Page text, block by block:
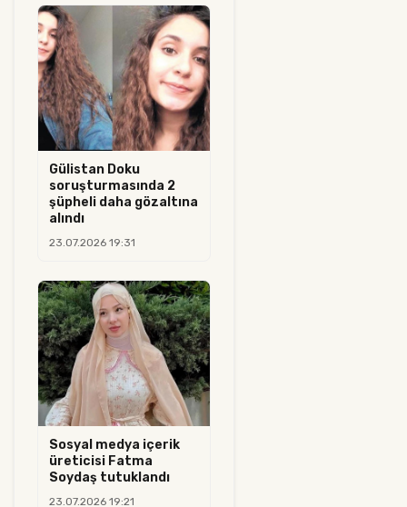
Gülistan Doku
soruşturmasında 2
şüpheli daha gözaltına
alındı
23.07.2026 19:31
Sosyal medya içerik
üreticisi Fatma
Soydaş tutuklandı
23.07.2026 19:21